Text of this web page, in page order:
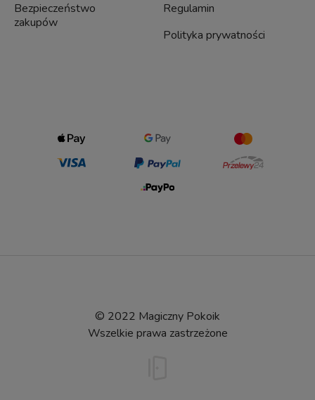
Bezpieczeństwo
zakupów
Regulamin
Polityka prywatności
© 2022 Magiczny Pokoik
Wszelkie prawa zastrzeżone